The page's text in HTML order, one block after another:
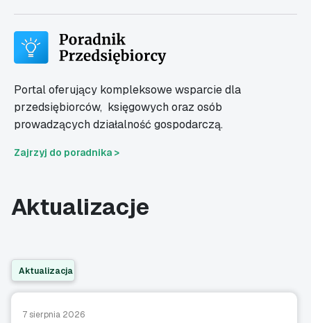
Portal oferujący kompleksowe wsparcie dla
przedsiębiorców, księgowych oraz osób
prowadzących działalność gospodarczą.
Zajrzyj do poradnika >
Aktualizacje
Aktualizacja
7 sierpnia 2026